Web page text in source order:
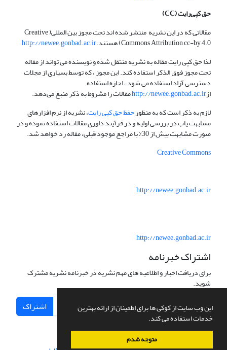
این وب سایت از کوکی ها برای اطمینان از ارائه بهترین
خدمات استفاده می کند.
متوجه شدم
حق کپی‌رایت(CC)
مقالاتی که در این نشریه منتشر شده اند تحت مجوز بین المللی( Creative
Commons Attribution cc-by 4.0) هستند.
http://newee.gonbad.ac.ir
لذا حق کپی رایت مقاله به نشریه منتقل شده و نویسنده می تواند از مقاله
تحت مجوز فوق الذکر استفاده کند. این مجوز ، که توسط بسیاری از مجلات
دسترسی آزاد استفاده می شود ، اجازه استفاده
ازhttp://newee.gonbad.ac.irمقالات را مشروط به ذکر منبع می‌دهد.
لازم به ذکر است که به منظورحفظ حق کپی رایت، نشریه از نرم افزارهای
مشابهت یاب در بررسی اولیه و در فرآیند داوری مقالات استفاده نموده و در
صورت مشابهت بیش از 30% با مراجع موجود قبلی، مقاله رد خواهد شد.
Creative Commons
http://newee.gonbad.ac.ir
http://newee.gonbad.ac.ir
اشتراک خبرنامه
برای دریافت اخبار و اطلاعیه های مهم نشریه در خبرنامه نشریه مشترک
شوید.
اشتراک